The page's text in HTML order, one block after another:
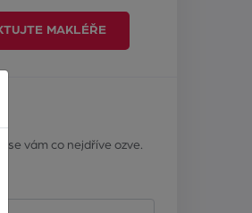
MAKLÉŘE
se vám co nejdříve ozve.